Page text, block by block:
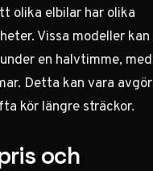
olika elbilar har olika
Vissa modeller kan
en halvtimme,
Detta kan vara
kör längre sträckor.
och